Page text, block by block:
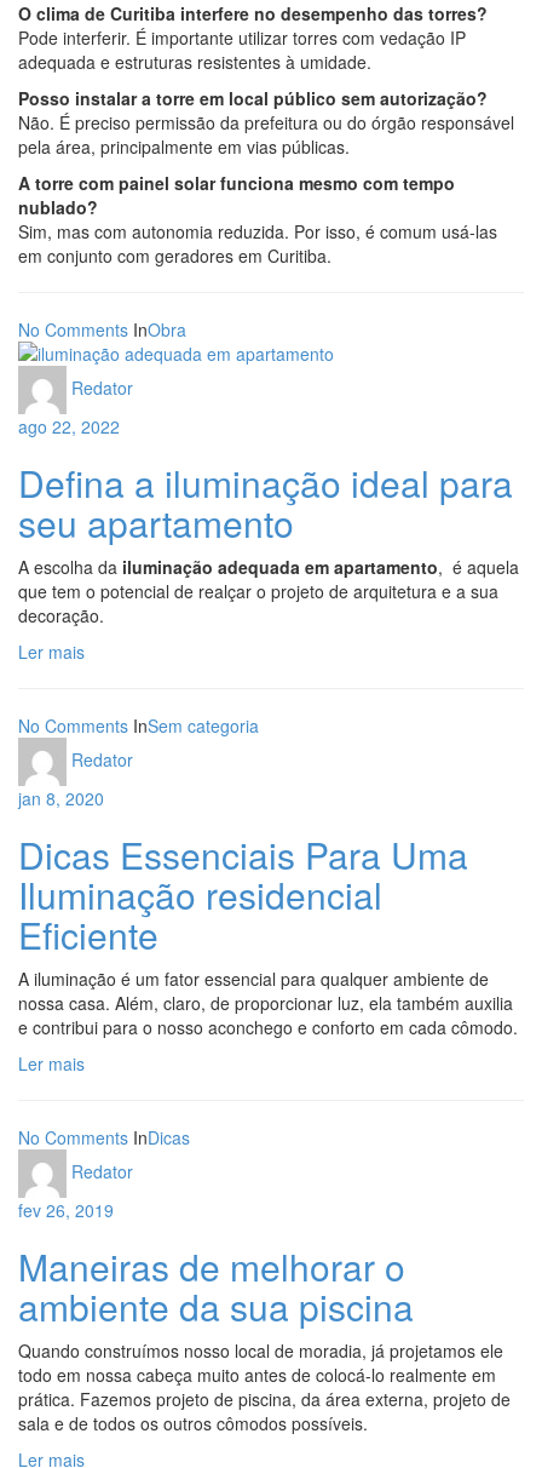
O clima de Curitiba interfere no desempenho das torres?
Pode interferir. É importante utilizar torres com vedação IP
adequada e estruturas resistentes à umidade.
Posso instalar a torre em local público sem autorização?
Não. É preciso permissão da prefeitura ou do órgão responsável
pela área, principalmente em vias públicas.
A torre com painel solar funciona mesmo com tempo
nublado?
Sim, mas com autonomia reduzida. Por isso, é comum usá-las
em conjunto com geradores em Curitiba.
No Comments InObra
Redator
ago 22, 2022
Defina a iluminação ideal para
seu apartamento
A escolha da iluminação adequada em apartamento, é aquela
que tem o potencial de realçar o projeto de arquitetura e a sua
decoração.
Ler mais
No Comments InSem categoria
Redator
jan 8, 2020
Dicas Essenciais Para Uma
Iluminação residencial
Eficiente
A iluminação é um fator essencial para qualquer ambiente de
nossa casa. Além, claro, de proporcionar luz, ela também auxilia
e contribui para o nosso aconchego e conforto em cada cômodo.
Ler mais
No Comments InDicas
Redator
fev 26, 2019
Maneiras de melhorar o
ambiente da sua piscina
Quando construímos nosso local de moradia, já projetamos ele
todo em nossa cabeça muito antes de colocá-lo realmente em
prática. Fazemos projeto de piscina, da área externa, projeto de
sala e de todos os outros cômodos possíveis.
Ler mais